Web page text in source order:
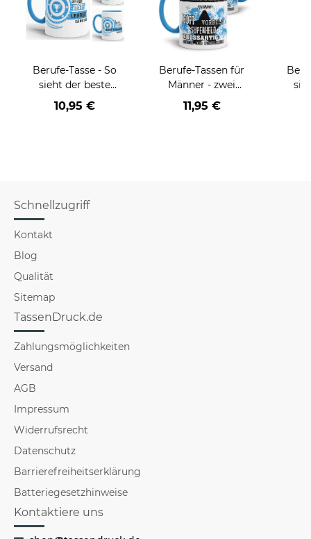
Berufe-Tasse - So
sieht der beste
BERUF aus -
verschiedene Berufe
10,95 €
Berufe-Tassen für
Männer - zwei
Farbvarianten
11,95 €
Schnellzugriff
Kontakt
Blog
Qualität
Sitemap
TassenDruck.de
Zahlungsmöglichkeiten
Versand
AGB
Impressum
Widerrufsrecht
Datenschutz
Barrierefreiheitserklärung
Batteriegesetzhinweise
Kontaktiere uns